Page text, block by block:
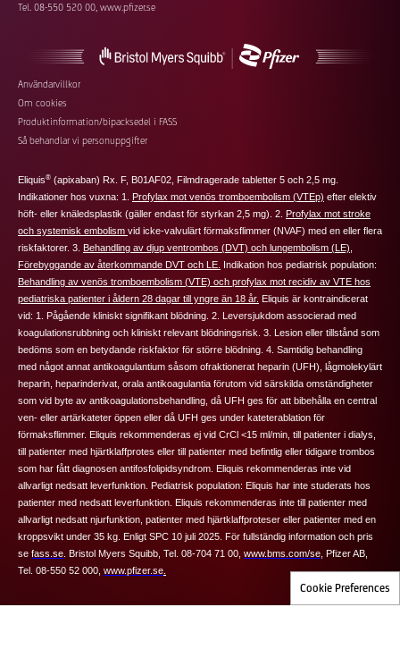
Tel. 08-550 520 00, www.pfizer.se
Footer
additional
links
Användarvillkor
Om cookies
Produktinformation/bipacksedel i FASS
Så behandlar vi personuppgifter
Eliquis® (apixaban) Rx. F, B01AF02, Filmdragerade tabletter 5 och 2,5 mg.
Indikationer hos vuxna: 1. Profylax mot venös tromboembolism (VTEp) efter elektiv
höft‑ eller knäledsplastik (gäller endast för styrkan 2,5 mg). 2. Profylax mot stroke
och systemisk embolism vid icke-valvulärt förmaksflimmer (NVAF) med en eller flera
riskfaktorer. 3. Behandling av djup ventrombos (DVT) och lungembolism (LE)
Förebyggande av återkommande DVT och LE. Indikation hos pediatrisk population:
Behandling av venös tromboembolism (VTE) och profylax mot recidiv av VTE hos
pediatriska patienter i åldern 28 dagar till yngre än 18 år. Eliquis är kontraindicerat
vid: 1. Pågående kliniskt signifikant blödning. 2. Leversjukdom associerad med
koagulationsrubbning och kliniskt relevant blödningsrisk. 3. Lesion eller tillstånd som
bedöms som en betydande riskfaktor för större blödning. 4. Samtidig behandling
med något annat antikoagulantium såsom ofraktionerat heparin (UFH), lågmolekylärt
heparin, heparinderivat, orala antikoagulantia förutom vid särskilda omständigheter
som vid byte av antikoagulationsbehandling, då UFH ges för att bibehålla en central
ven- eller artärkateter öppen eller då UFH ges under kateterablation för
förmaksflimmer. Eliquis rekommenderas ej vid CrCl <15 ml/min, till patienter i dialys,
till patienter med hjärtklaffprotes eller till patienter med befintlig eller tidigare trombos
som har fått diagnosen antifosfolipidsyndrom. Eliquis rekommenderas inte vid
allvarligt nedsatt leverfunktion. Pediatrisk population: Eliquis har inte studerats hos
patienter med nedsatt leverfunktion. Eliquis rekommenderas inte till patienter med
allvarligt nedsatt njurfunktion, patienter med hjärtklaffproteser eller patienter med en
kroppsvikt under 35 kg. Enligt SPC 10 juli 2025. För fullständig information och pris
se fass.se Bristol Myers Squibb, Tel. 08-704 71 00, www.bms.com/se Pfizer AB,
Tel. 08-550 52 000, www.pfizer.se
Cookie Preferences